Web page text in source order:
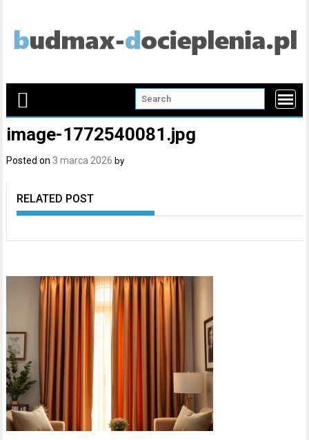
content
image-1772540081.jpg
Posted on 3 marca 2026 by
RELATED POST